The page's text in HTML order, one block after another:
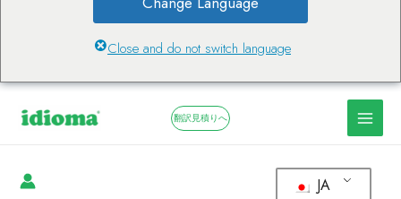
Close and do not switch language
翻訳見積りへ
JA